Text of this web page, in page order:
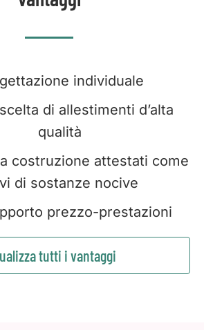
individuale
di allestimenti d’alta
qualità
costruzione attestati come
di sostanze nocive
prezzo-prestazioni
tutti i vantaggi